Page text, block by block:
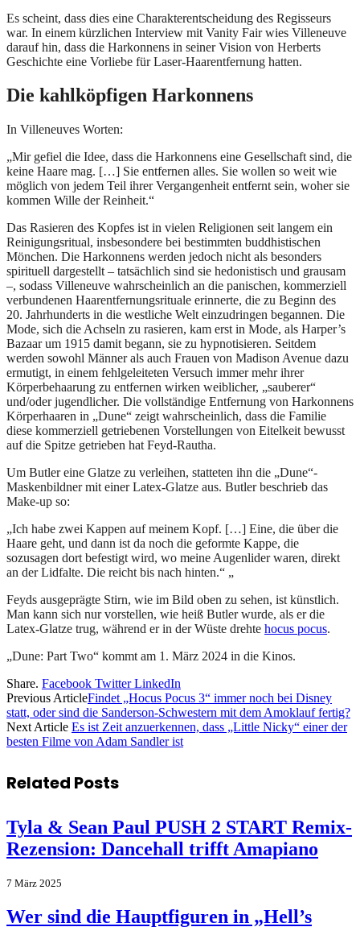
Es scheint, dass dies eine Charakterentscheidung des Regisseurs
war. In einem kürzlichen Interview mit Vanity Fair wies Villeneuve
darauf hin, dass die Harkonnens in seiner Vision von Herberts
Geschichte eine Vorliebe für Laser-Haarentfernung hatten.
Die kahlköpfigen Harkonnens
In Villeneuves Worten:
„Mir gefiel die Idee, dass die Harkonnens eine Gesellschaft sind, die
keine Haare mag. […] Sie entfernen alles. Sie wollen so weit wie
möglich von jedem Teil ihrer Vergangenheit entfernt sein, woher sie
kommen Wille der Reinheit.“
Das Rasieren des Kopfes ist in vielen Religionen seit langem ein
Reinigungsritual, insbesondere bei bestimmten buddhistischen
Mönchen. Die Harkonnens werden jedoch nicht als besonders
spirituell dargestellt – tatsächlich sind sie hedonistisch und grausam
–, sodass Villeneuve wahrscheinlich an die panischen, kommerziell
verbundenen Haarentfernungsrituale erinnerte, die zu Beginn des
20. Jahrhunderts in die westliche Welt einzudringen begannen. Die
Mode, sich die Achseln zu rasieren, kam erst in Mode, als Harper’s
Bazaar um 1915 damit begann, sie zu hypnotisieren. Seitdem
werden sowohl Männer als auch Frauen von Madison Avenue dazu
ermutigt, in einem fehlgeleiteten Versuch immer mehr ihrer
Körperbehaarung zu entfernen wirken weiblicher, „sauberer“
und/oder jugendlicher. Die vollständige Entfernung von Harkonnens
Körperhaaren in „Dune“ zeigt wahrscheinlich, dass die Familie
diese kommerziell getriebenen Vorstellungen von Eitelkeit bewusst
auf die Spitze getrieben hat Feyd-Rautha.
Um Butler eine Glatze zu verleihen, statteten ihn die „Dune“-
Maskenbildner mit einer Latex-Glatze aus. Butler beschrieb das
Make-up so:
„Ich habe zwei Kappen auf meinem Kopf. […] Eine, die über die
Haare geht, und dann ist da noch die geformte Kappe, die
sozusagen dort befestigt wird, wo meine Augenlider waren, direkt
an der Lidfalte. Die reicht bis nach hinten.“ „
Feyds ausgeprägte Stirn, wie im Bild oben zu sehen, ist künstlich.
Man kann sich nur vorstellen, wie heiß Butler wurde, als er die
Latex-Glatze trug, während er in der Wüste drehte hocus pocus.
„Dune: Part Two“ kommt am 1. März 2024 in die Kinos.
Share. Facebook Twitter LinkedIn
Previous ArticleFindet „Hocus Pocus 3“ immer noch bei Disney
statt, oder sind die Sanderson-Schwestern mit dem Amoklauf fertig?
Next Article Es ist Zeit anzuerkennen, dass „Little Nicky“ einer der
besten Filme von Adam Sandler ist
Related Posts
Tyla & Sean Paul PUSH 2 START Remix-
Rezension: Dancehall trifft Amapiano
7 März 2025
Wer sind die Hauptfiguren in „Hell’s